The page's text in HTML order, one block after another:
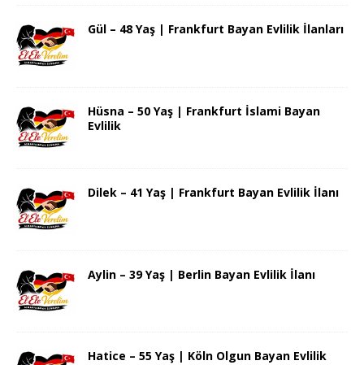
Gül – 48 Yaş | Frankfurt Bayan Evlilik İlanları
Hüsna – 50 Yaş | Frankfurt İslami Bayan
Evlilik
Dilek – 41 Yaş | Frankfurt Bayan Evlilik İlanı
Aylin – 39 Yaş | Berlin Bayan Evlilik İlanı
Hatice – 55 Yaş | Köln Olgun Bayan Evlilik